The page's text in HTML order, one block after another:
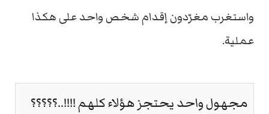
واستغرب مغرّدون إقدام شخص واحد على هكذا
عملية.
مجهول واحد يحتجز هؤلاء كلهم !!!!..؟؟؟؟؟